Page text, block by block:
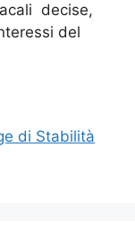
decise,
del
di Stabilità